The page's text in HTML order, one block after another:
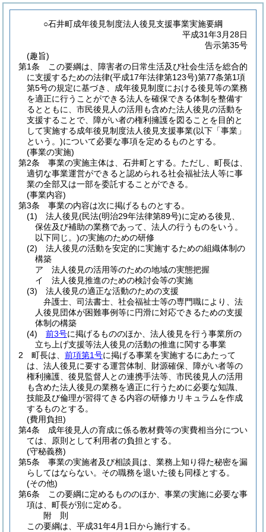
○石井町成年後見制度法人後見支援事業実施要綱
平成31年3月28日
告示第35号
(趣旨)
第1条
この要綱は、障害者の日常生活及び社会生活を総合的
に支援するための法律(平成17年法律第123号)第77条第1項
第5号の規定に基づき、成年後見制度における後見等の業務
を適正に行うことができる法人を確保できる体制を整備す
るとともに、市民後見人の活用も含めた法人後見の活動を
支援することで、障がい者の権利擁護を図ることを目的と
して実施する成年後見制度法人後見支援事業(以下「事業」
という。)について必要な事項を定めるものとする。
(事業の実施)
第2条
事業の実施主体は、石井町とする。 ただし、町長は、
適切な事業運営ができると認められる社会福祉法人等に事
業の全部又は一部を委託することができる。
(事業内容)
第3条
事業の内容は次に掲げるものとする。
(1)
法人後見(民法(明治29年法律第89号)に定める後見、
保佐及び補助の業務であって、法人の行うものをいう。
以下同じ。)の実施のための研修
(2)
法人後見の活動を安定的に実施するための組織体制の
構築
ア
法人後見の活用等のための地域の実態把握
イ
法人後見推進のための検討会等の実施
(3)
法人後見の適正な活動のための支援
弁護士、司法書士、社会福祉士等の専門職により、法
人後見団体が困難事例等に円滑に対応できるための支援
体制の構築
(4)
前3号に掲げるもののほか、法人後見を行う事業所の
立ち上げ支援等法人後見の活動の推進に関する事業
2
町長は、 前項第1号に掲げる事業を実施するにあたって
は、法人後見に要する運営体制、財源確保、障がい者等の
権利擁護、後見監督人との連携手法等、市民後見人の活用
も含めた法人後見の業務を適正に行うために必要な知識、
技能及び倫理が習得てきる内容の研修カリキュラムを作成
するものとする。
(費用負担)
第4条
成年後見人の育成に係る教材費等の実費相当分につい
ては、原則として利用者の負担とする。
(守秘義務)
第5条
事業の実施者及び相談員は、業務上知り得た秘密を漏
らしてはならない。 その職務を退いた後も同様とする。
(その他)
第6条
この要綱に定めるもののほか、事業の実施に必要な事
項は、町長が別に定める。
附 則
この要綱は、平成31年4月1日から施行する。